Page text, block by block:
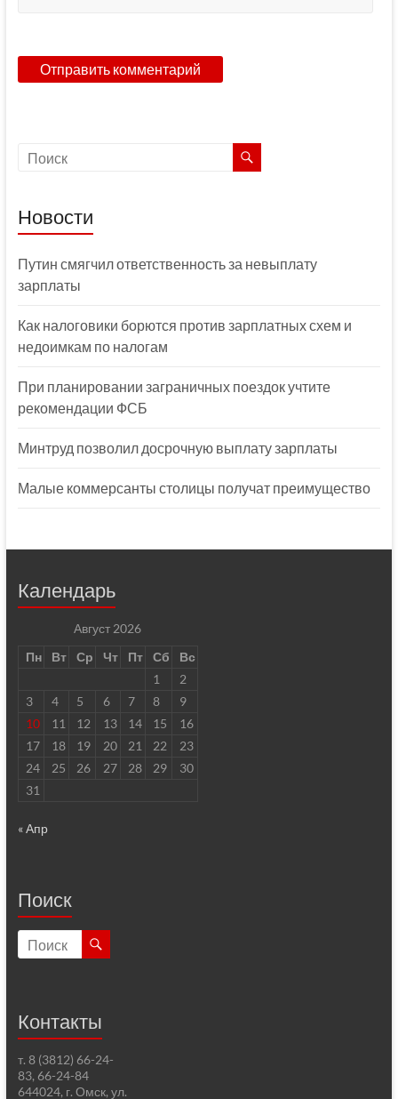
Новости
Путин смягчил ответственность за невыплату
зарплаты
Как налоговики борются против зарплатных схем и
недоимкам по налогам
При планировании заграничных поездок учтите
рекомендации ФСБ
Минтруд позволил досрочную выплату зарплаты
Малые коммерсанты столицы получат преимущество
Календарь
Август 2026
Пн
Вт Ср Чт Пт Сб
Вс
1
2
3
4 5 6 7 8
9
10
11 12 13 14 15
16
17
18 19 20 21 22
23
24
25 26 27 28 29
30
31
« Апр
Поиск
Контакты
т. 8 (3812) 66-24-
83, 66-24-84
644024, г. Омск, ул.